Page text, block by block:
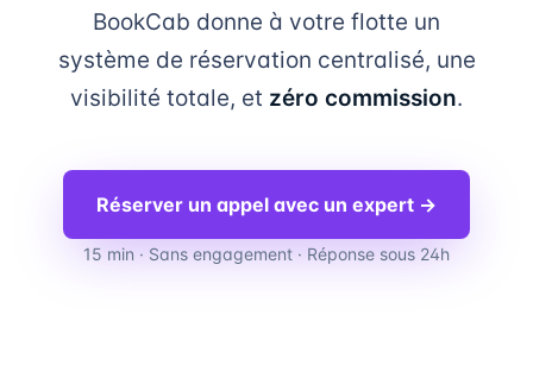
BookCab donne à votre flotte un
système de réservation centralisé, une
visibilité totale, et zéro commission.
Réserver un appel avec un expert →
15 min · Sans engagement · Réponse sous 24h